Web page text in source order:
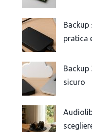
Backup
pratica
Backup
sicuro